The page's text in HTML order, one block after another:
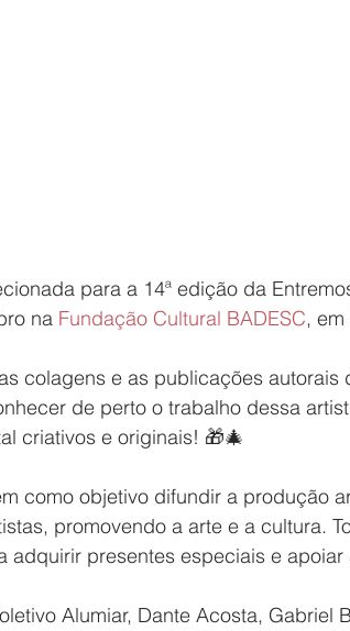
para a 14ª edição da
na Fundação Cultural BADESC, em
colagens e as publicações autorais
de perto o trabalho dessa
criativos e originais! 🎁🎄
como objetivo difundir a produção
promovendo a arte e a cultura.
adquirir presentes especiais e apoiar
Alumiar, Dante Acosta, Gabriel